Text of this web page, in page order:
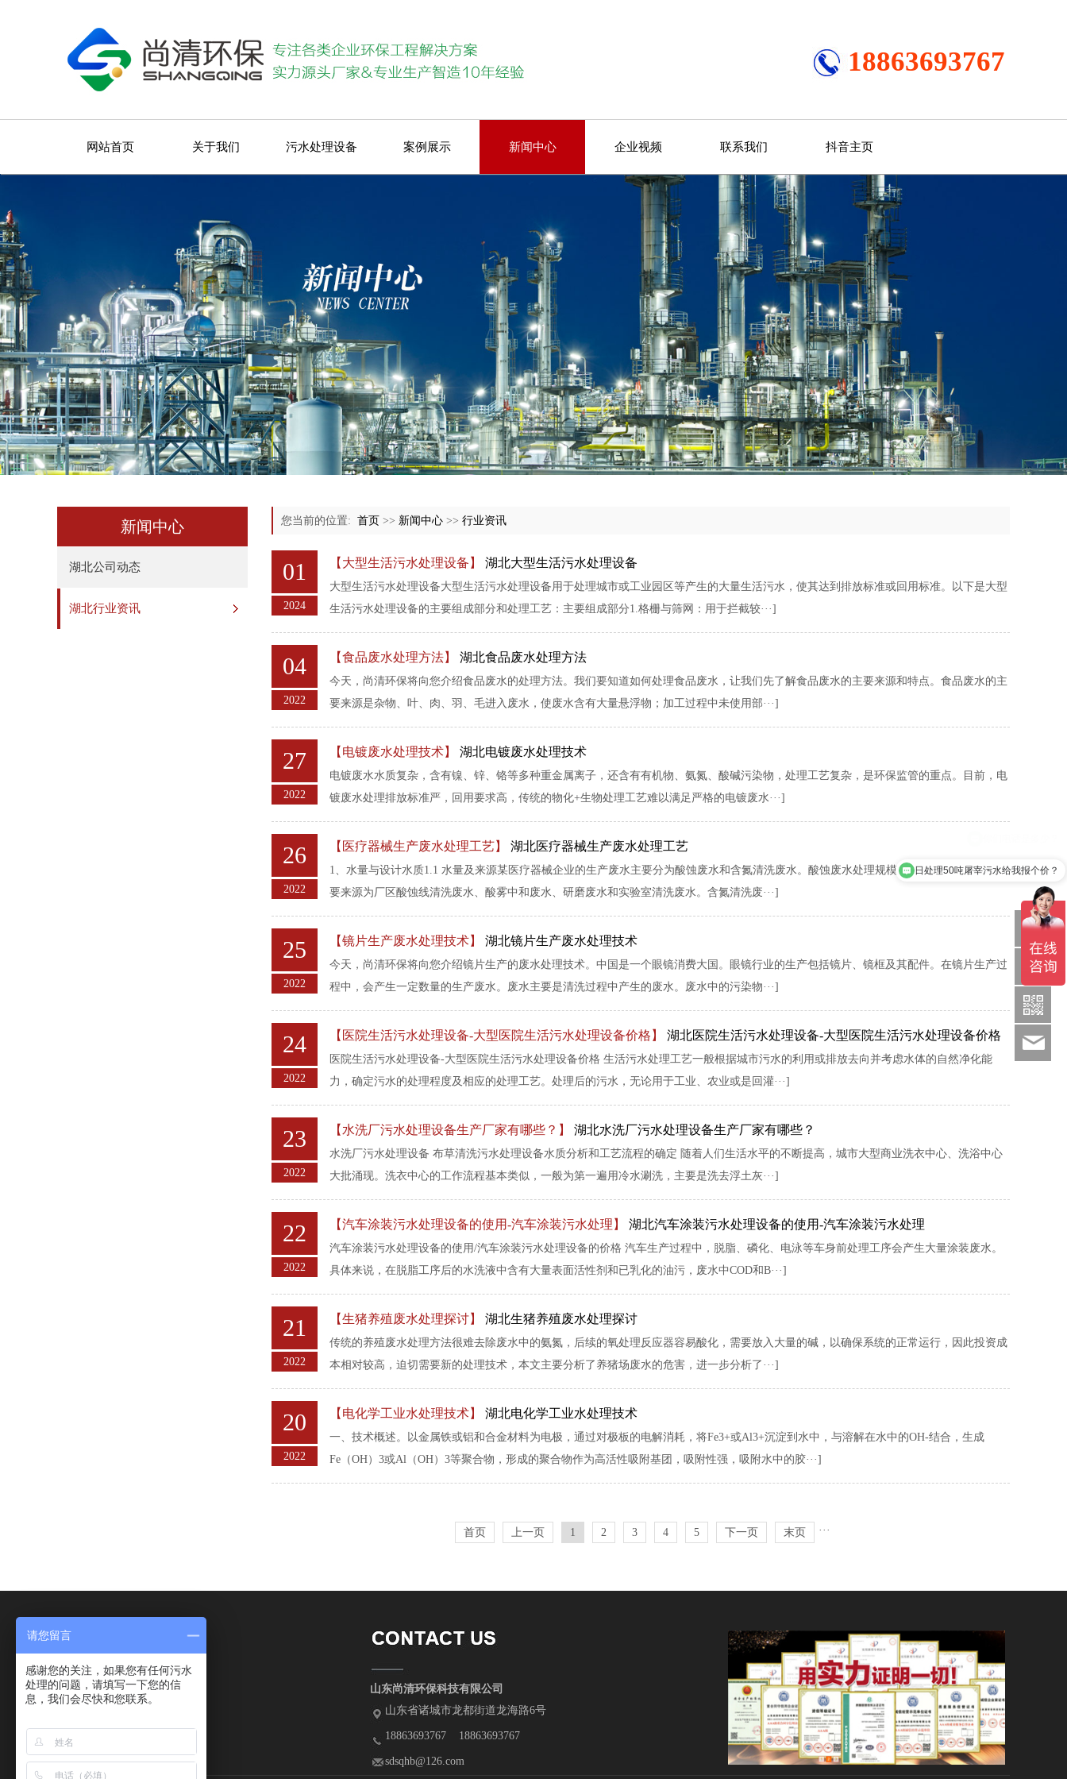
18863693767
网站首页 关于我们 污水处理设备 案例展示 新闻中心 企业视频 联系我们 抖音主页
新闻中心
湖北公司动态
湖北行业资讯
您当前的位置: 首页 >> 新闻中心 >> 行业资讯
01
2024
【大型生活污水处理设备】 湖北大型生活污水处理设备
大型生活污水处理设备大型生活污水处理设备用于处理城市或工业园区等产生的大量生活污水，使其达到排放标准或回用标准。以下是大型
生活污水处理设备的主要组成部分和处理工艺：主要组成部分1.格栅与筛网：用于拦截较···]
04
2022
【食品废水处理方法】 湖北食品废水处理方法
今天，尚清环保将向您介绍食品废水的处理方法。我们要知道如何处理食品废水，让我们先了解食品废水的主要来源和特点。食品废水的主
要来源是杂物、叶、肉、羽、毛进入废水，使废水含有大量悬浮物；加工过程中未使用部···]
27
2022
【电镀废水处理技术】 湖北电镀废水处理技术
电镀废水水质复杂，含有镍、锌、铬等多种重金属离子，还含有有机物、氨氮、酸碱污染物，处理工艺复杂，是环保监管的重点。目前，电
镀废水处理排放标准严，回用要求高，传统的物化+生物处理工艺难以满足严格的电镀废水···]
26
2022
【医疗器械生产废水处理工艺】 湖北医疗器械生产废水处理工艺
1、水量与设计水质1.1 水量及来源某医疗器械企业的生产废水主要分为酸蚀废水和含氮清洗废水。酸蚀废水处理规模为110.3m3/a，废水主
要来源为厂区酸蚀线清洗废水、酸雾中和废水、研磨废水和实验室清洗废水。含氮清洗废···]
25
2022
【镜片生产废水处理技术】 湖北镜片生产废水处理技术
今天，尚清环保将向您介绍镜片生产的废水处理技术。中国是一个眼镜消费大国。眼镜行业的生产包括镜片、镜框及其配件。在镜片生产过
程中，会产生一定数量的生产废水。废水主要是清洗过程中产生的废水。废水中的污染物···]
24
2022
【医院生活污水处理设备-大型医院生活污水处理设备价格】 湖北医院生活污水处理设备-大型医院生活污水处理设备价格
医院生活污水处理设备-大型医院生活污水处理设备价格 生活污水处理工艺一般根据城市污水的利用或排放去向并考虑水体的自然净化能
力，确定污水的处理程度及相应的处理工艺。处理后的污水，无论用于工业、农业或是回灌···]
23
2022
【水洗厂污水处理设备生产厂家有哪些？】 湖北水洗厂污水处理设备生产厂家有哪些？
水洗厂污水处理设备 布草清洗污水处理设备水质分析和工艺流程的确定 随着人们生活水平的不断提高，城市大型商业洗衣中心、洗浴中心
大批涌现。洗衣中心的工作流程基本类似，一般为第一遍用冷水涮洗，主要是洗去浮土灰···]
22
2022
【汽车涂装污水处理设备的使用-汽车涂装污水处理】 湖北汽车涂装污水处理设备的使用-汽车涂装污水处理
汽车涂装污水处理设备的使用/汽车涂装污水处理设备的价格 汽车生产过程中，脱脂、磷化、电泳等车身前处理工序会产生大量涂装废水。
具体来说，在脱脂工序后的水洗液中含有大量表面活性剂和已乳化的油污，废水中COD和B···]
21
2022
【生猪养殖废水处理探讨】 湖北生猪养殖废水处理探讨
传统的养殖废水处理方法很难去除废水中的氨氮，后续的氧处理反应器容易酸化，需要放入大量的碱，以确保系统的正常运行，因此投资成
本相对较高，迫切需要新的处理技术，本文主要分析了养猪场废水的危害，进一步分析了···]
20
2022
【电化学工业水处理技术】 湖北电化学工业水处理技术
一、技术概述。以金属铁或铝和合金材料为电极，通过对极板的电解消耗，将Fe3+或Al3+沉淀到水中，与溶解在水中的OH-结合，生成
Fe（OH）3或Al（OH）3等聚合物，形成的聚合物作为高活性吸附基团，吸附性强，吸附水中的胶···]
首页 上一页 1 2 3 4 5 ···
下一页 末页
山东尚清环保科技有限公司
山东省诸城市龙都街道龙海路6号
18863693767 18863693767
sdsqhb@126.com
日处理50吨屠宰污水给我报个价？
请您留言
感谢您的关注，如果您有任何污水
处理的问题，请填写一下您的信
息，我们会尽快和您联系。